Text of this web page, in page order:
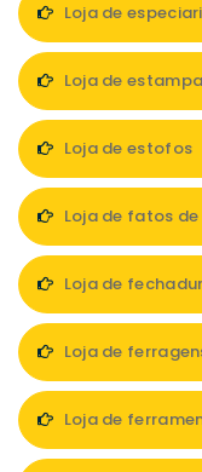
Loja de
Loja de
Loja de estofos
Loja de fatos
Loja de
Loja de
Loja de